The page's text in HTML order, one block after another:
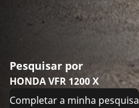
Pesquisar por
HONDA VFR 1200 X
Completar a minha pesquisa